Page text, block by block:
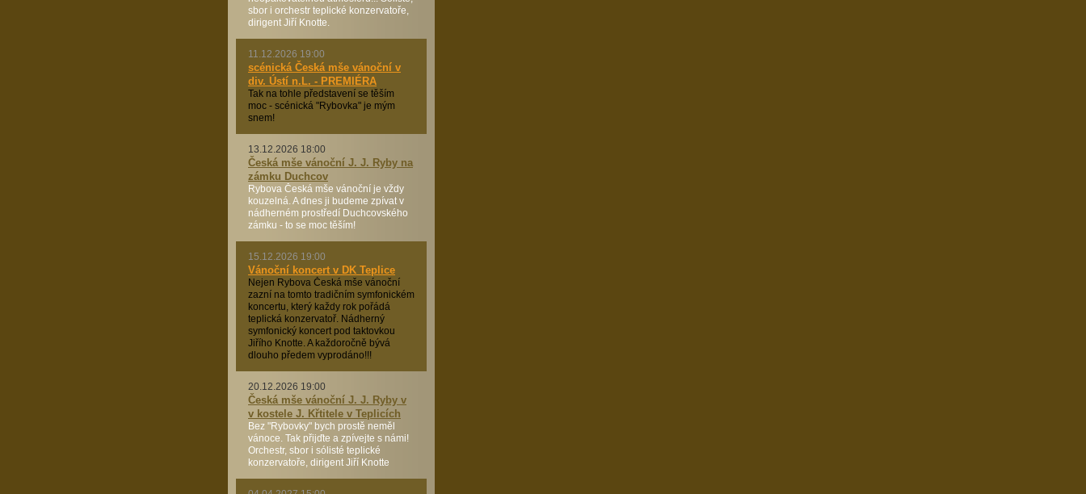
sbor i orchestr teplické konzervatoře,
dirigent Jiří Knotte.
11.12.2026 19:00
scénická Česká mše vánoční v
div. Ústí n.L. - PREMIÉRA
Tak na tohle představení se těším
moc - scénická "Rybovka" je mým
snem!
13.12.2026 18:00
Česká mše vánoční J. J. Ryby na
zámku Duchcov
Rybova Česká mše vánoční je vždy
kouzelná. A dnes ji budeme zpívat v
nádherném prostředí Duchcovského
zámku - to se moc těším!
15.12.2026 19:00
Vánoční koncert v DK Teplice
Nejen Rybova Česká mše vánoční
zazní na tomto tradičním symfonickém
koncertu, který každy rok pořádá
teplická konzervatoř. Nádherný
symfonický koncert pod taktovkou
Jiřího Knotte. A každoročně bývá
dlouho předem vyprodáno!!!
20.12.2026 19:00
Česká mše vánoční J. J. Ryby v
v kostele J. Křtitele v Teplicích
Bez "Rybovky" bych prostě neměl
vánoce. Tak přijďte a zpívejte s námi!
Orchestr, sbor i sólisté teplické
konzervatoře, dirigent Jiří Knotte